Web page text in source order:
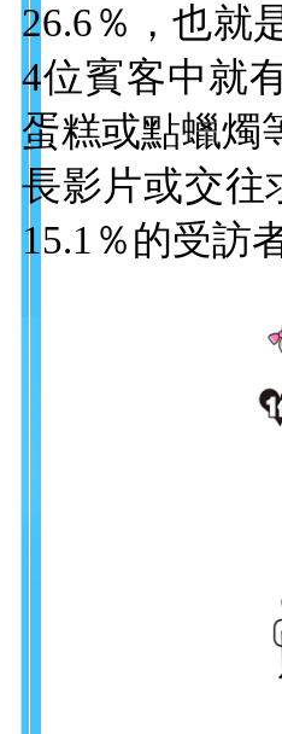
26.6％，也就
4位賓客中就
蛋糕或點蠟燭
長影片或交往
15.1％的受訪